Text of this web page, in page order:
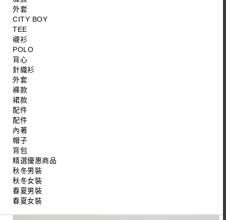
外套
CITY BOY
TEE
襯衫
POLO
背心
針織衫
外套
褲款
裙款
配件
配件
內著
帽子
背包
精選優惠商品
秋冬男裝
秋冬女裝
春夏男裝
春夏女裝